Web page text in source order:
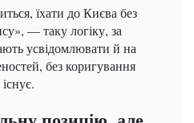
їхати до Києва без
— таку логіку, за
усвідомлювати й на
без коригування